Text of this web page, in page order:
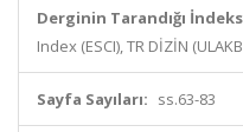
Derginin Tarandığı
Index (ESCI), TR DİZİN
Sayfa Sayıları: ss.63-83